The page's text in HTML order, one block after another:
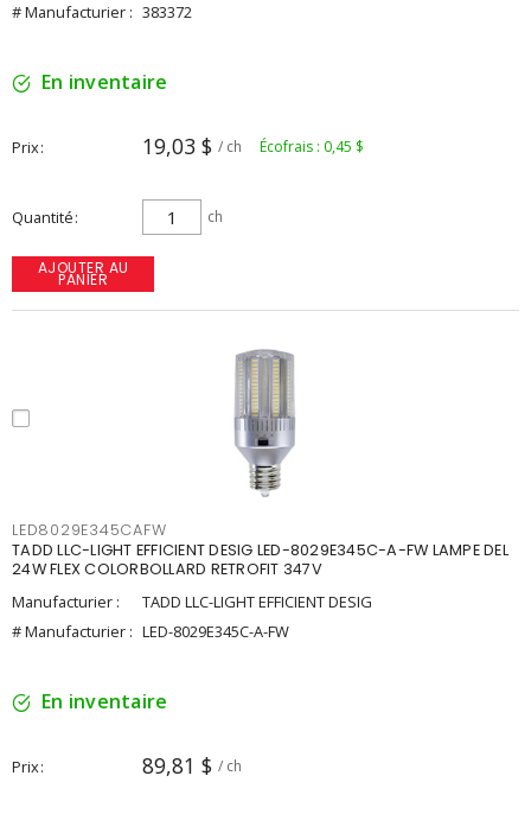
# Manufacturier : 383372
En inventaire
Prix 19,03 $ / ch Écofrais : 0,45 $
Quantité ch
AJOUTER AU
PANIER
LED8029E345CAFW
TADD LLC-LIGHT EFFICIENT DESIG LED-8029E345C-A-FW LAMPE DEL
24W FLEX COLORBOLLARD RETROFIT 347V
Manufacturier :
TADD LLC-LIGHT EFFICIENT DESIG
# Manufacturier : LED-8029E345C-A-FW
En inventaire
Prix 89,81 $ / ch